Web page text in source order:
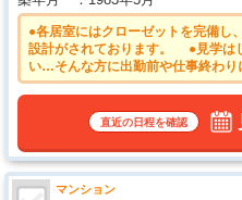
●各居室にはクローゼットを完備し
設計がされております。 ●見学は
い…そんな方に出勤前や仕事終わり
いたします。 ●平日のご案内も可
直近の日程を確認
マンション